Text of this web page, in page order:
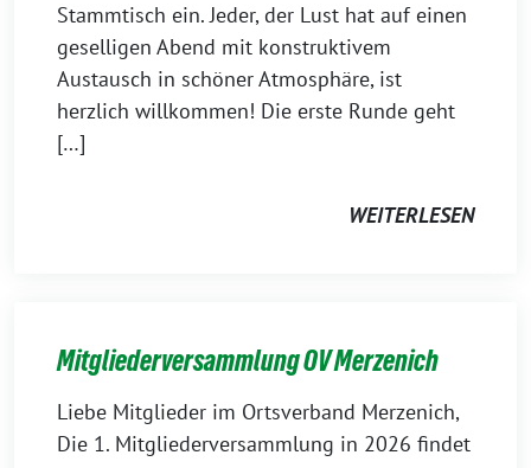
Stammtisch ein. Jeder, der Lust hat auf einen
geselligen Abend mit konstruktivem
Austausch in schöner Atmosphäre, ist
herzlich willkommen! Die erste Runde geht
[…]
WEITERLESEN
Mitgliederversammlung OV Merzenich
Liebe Mitglieder im Ortsverband Merzenich,
Die 1. Mitgliederversammlung in 2026 findet